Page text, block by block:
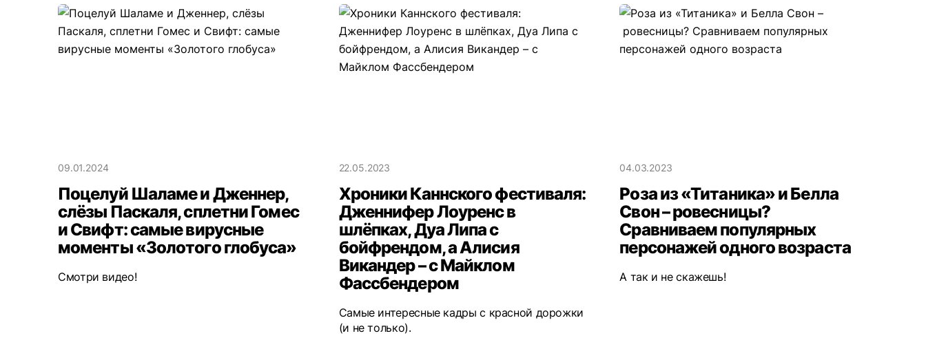
09.01.2024
Поцелуй Шаламе и Дженнер,
слёзы Паскаля, сплетни Гомес
и Свифт: самые вирусные
моменты «Золотого глобуса»
Смотри видео!
22.05.2023
Хроники Каннского фестиваля:
Дженнифер Лоуренс в
шлёпках, Дуа Липа с
бойфрендом, а Алисия
Викандер – с Майклом
Фассбендером
Самые интересные кадры с красной дорожки
(и не только).
04.03.2023
Роза из «Титаника» и Белла
Свон – ровесницы?
Сравниваем популярных
персонажей одного возраста
А так и не скажешь!